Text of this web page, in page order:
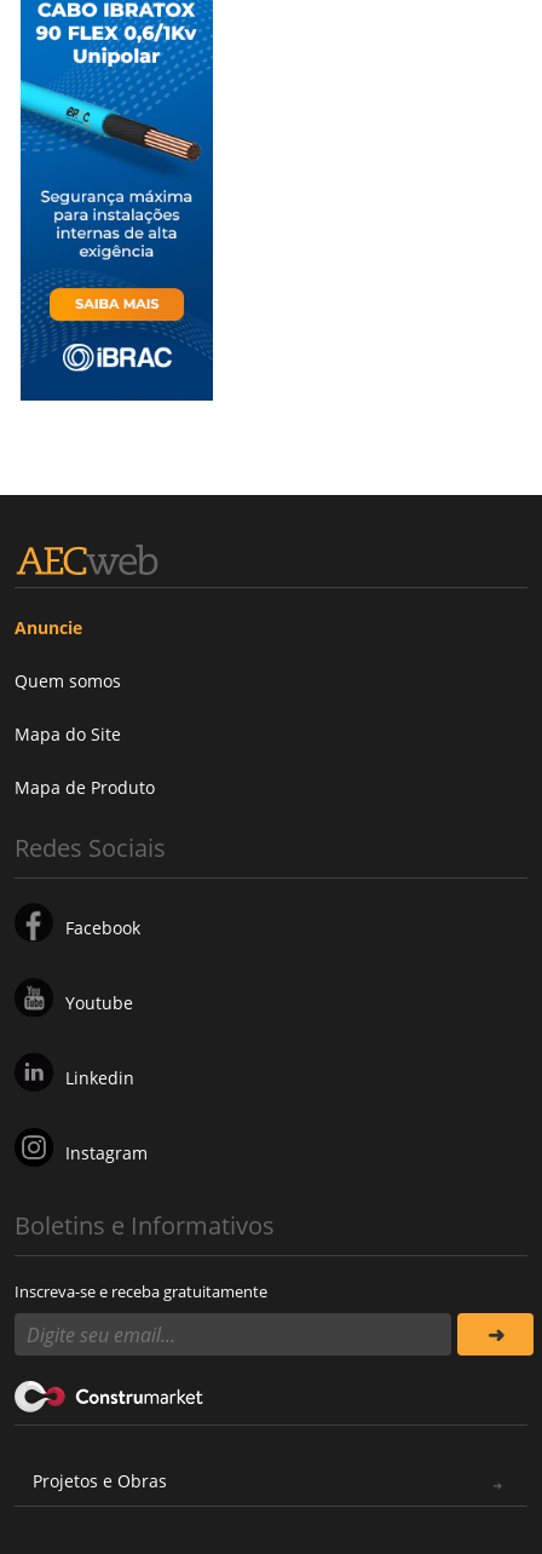
Anuncie
Quem somos
Mapa do Site
Mapa de Produto
Redes Sociais
Facebook
Youtube
Linkedin
Instagram
Boletins e Informativos
Inscreva-se e receba gratuitamente
Projetos e Obras